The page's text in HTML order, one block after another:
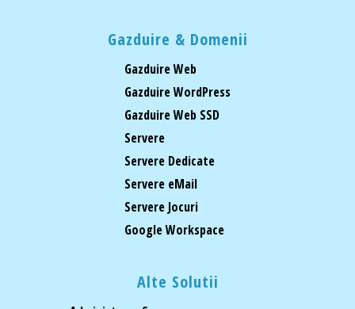
Gazduire & Domenii
Gazduire Web
Gazduire WordPress
Gazduire Web SSD
Servere
Servere Dedicate
Servere eMail
Servere Jocuri
Google Workspace
Alte Solutii